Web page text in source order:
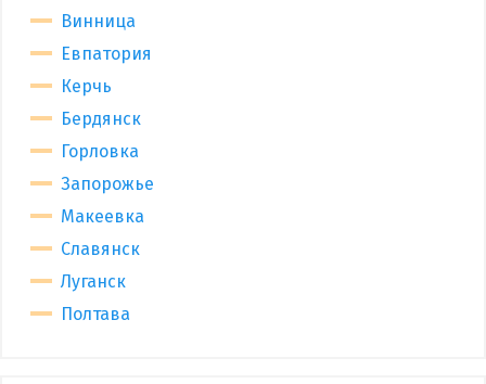
Винница
Евпатория
Керчь
Бердянск
Горловка
Запорожье
Макеевка
Славянск
Луганск
Полтава